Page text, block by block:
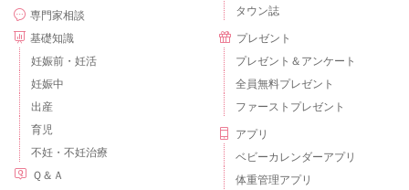
専門家相談
基礎知識
妊娠前・妊活
妊娠中
出産
育児
不妊・不妊治療
Ｑ＆Ａ
タウン誌
プレゼント
プレゼント＆アンケート
全員無料プレゼント
ファーストプレゼント
アプリ
ベビーカレンダーアプリ
体重管理アプリ